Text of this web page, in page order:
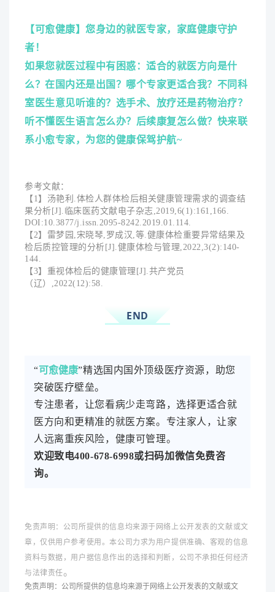
【可愈健康】您身边的就医专家，家庭健康守护
者！
如果您就医过程中有困惑：适合的就医方向是什
么？在国内还是出国？哪个专家更适合我？不同科
室医生意见听谁的？选手术、放疗还是药物治疗？
听不懂医生语言怎么办？后续康复怎么做？快来联
系小愈专家，为您的健康保驾护航~
参考文献：
【1】汤艳利.体检人群体检后相关健康管理需求的调查结
果分析[J].临床医药文献电子杂志,2019,6(1):161,166.
DOI:10.3877/j.issn.2095-8242.2019.01.114.
【2】雷梦园,宋晓琴,罗成汉,等.健康体检重要异常结果及
检后质控管理的分析[J].健康体检与管理,2022,3(2):140-
144.
【3】重视体检后的健康管理[J].共产党员
（辽）,2022(12):58.
END
“可愈健康”精选国内国外顶级医疗资源，助您
突破医疗壁垒。
专注患者，让您看病少走弯路，选择更适合就
医方向和更精准的就医方案。专注家人，让家
人远离重疾风险，健康可管理。
欢迎致电400-678-6998或扫码加微信免费咨
询。
免责声明：公司所提供的信息均来源于网络上公开发表的文献或文
章，仅供用户参考使用。本公司力求为用户提供准确、客观的信息
资料与数据，用户据信息作出的选择和判断，公司不承担任何经济
与法律责任。
免责声明：公司所提供的信息均来源于网络上公开发表的文献或文